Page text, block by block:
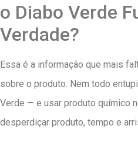
o Diabo Verde
Verdade?
Essa é a informação que mais
sobre o produto. Nem todo
Verde — e usar produto químico
desperdiçar produto, tempo e